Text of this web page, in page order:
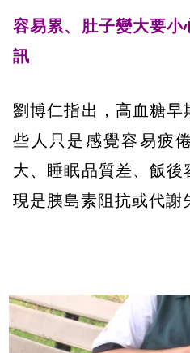
容易累、肚子變大要小
訊
劉博仁指出，高血糖早
些人只是感覺容易疲
大、睡眠品質差、飯後
現是胰島素阻抗或代謝